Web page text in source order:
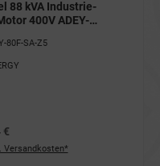
88 kVA Industrie-
400V ADEY-
80F-SA-Z5
€
Versandkosten*